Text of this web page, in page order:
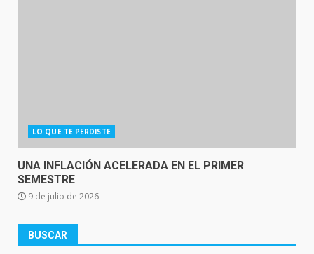
LO QUE TE PERDISTE
UNA INFLACIÓN ACELERADA EN EL PRIMER
SEMESTRE
9 de julio de 2026
BUSCAR